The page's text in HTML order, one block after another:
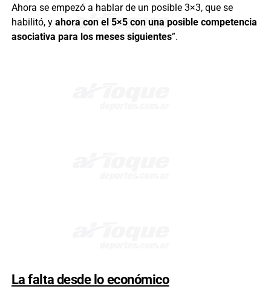
Ahora se empezó a hablar de un posible 3×3, que se
habilitó, y ahora con el 5×5 con una posible competencia
asociativa para los meses siguientes”.
La falta desde lo económico